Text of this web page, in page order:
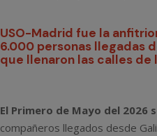
USO-Madrid fue la
6.000 personas llegadas
que llenaron las calles de
El Primero de Mayo del
compañeros llegados desde